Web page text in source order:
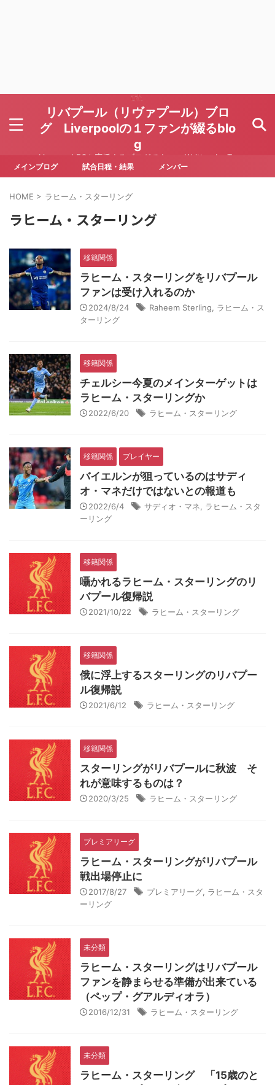
リバプール（リヴァプール）ブロ
グ Liverpoolの１ファンが綴るblo
g
Liverpool FCを応援するブログです Written by To
ru Yoda
メインブログ 試合日程・結果 メンバー
HOME > ラヒーム・スターリング
ラヒーム・スターリング
移籍関係
ラヒーム・スターリングをリバプール
ファンは受け入れるのか
2024/8/24 Raheem Sterling
ラヒーム・ス
ターリング
移籍関係
チェルシー今夏のメインターゲットは
ラヒーム・スターリングか
2022/6/20 ラヒーム・スターリング
移籍関係 プレイヤー
バイエルンが狙っているのはサディ
オ・マネだけではないとの報道も
2022/6/4 サディオ・マネ
ラヒーム・スタ
ーリング
移籍関係
囁かれるラヒーム・スターリングのリ
バプール復帰説
2021/10/22 ラヒーム・スターリング
移籍関係
俄に浮上するスターリングのリバプー
ル復帰説
2021/6/12 ラヒーム・スターリング
移籍関係
スターリングがリバプールに秋波 そ
れが意味するものは？
2020/3/25 ラヒーム・スターリング
プレミアリーグ
ラヒーム・スターリングがリバプール
戦出場停止に
2017/8/27 プレミアリーグ ラヒーム・スタ
ーリング
未分類
ラヒーム・スターリングはリバプール
ファンを静まらせる準備が出来ている
（ペップ・グアルディオラ）
2016/12/31 ラヒーム・スターリング
未分類
ラヒーム・スターリング 「15歳のと